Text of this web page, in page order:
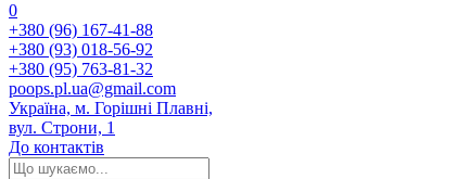
0
+380 (96) 167-41-88
+380 (93) 018-56-92
+380 (95) 763-81-32
poops.pl.ua@gmail.com
Україна, м. Горішні Плавні,
вул. Строни, 1
До контактів